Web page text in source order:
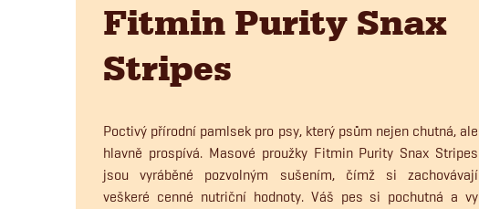
Fitmin Purity Snax
Stripes
Poctivý přírodní pamlsek pro psy, který psům nejen chutná, ale
hlavně prospívá. Masové proužky Fitmin Purity Snax Stripes
jsou vyráběné pozvolným sušením, čímž si zachovávají
veškeré cenné nutriční hodnoty. Váš pes si pochutná a vy